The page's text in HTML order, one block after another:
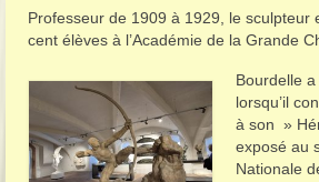
Professeur de 1909 à 1929, le sculpteur
cent élèves à l’Académie de la Grande
Bourdelle
lorsqu’il
à son »
exposé au
Nationale